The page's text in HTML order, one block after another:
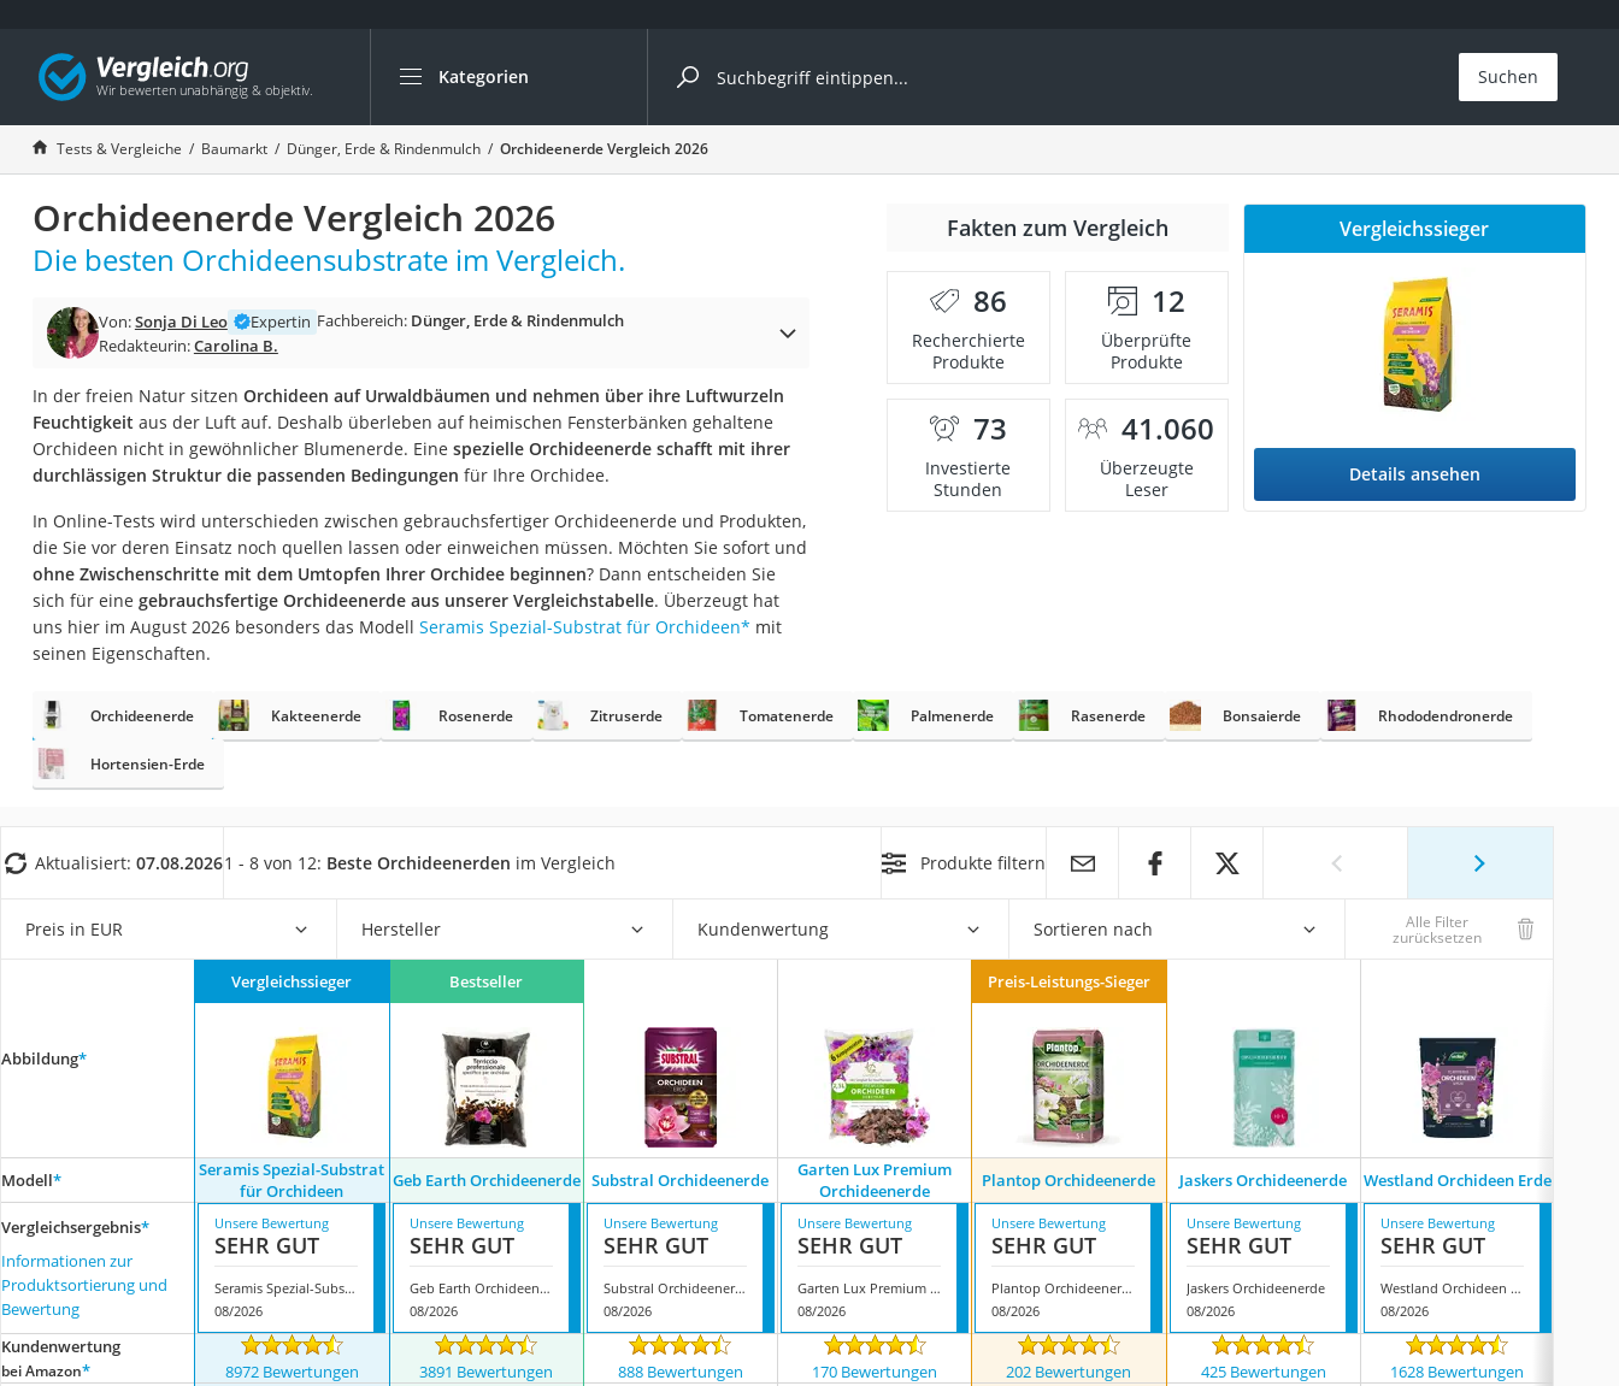
Kategorien
Die beliebtesten Vergleiche nach Kategorie
Baumarkt
Tresor feuerfest
Makita-Akku-Rasenmäher
Kappsäge
Smartes Türschloss
Akku-Rasentrimmer
Split-Klimaanlage 2 Innengeräte
Pelletofen
Bohrmaschine
Tiefbrunnenpumpe
Fliesenschneider
Hochdruckreiniger
Doppelschleifer
Benzinrasenmäher mit Elektrostart
Akku-Laubsauger
Winterharte Palmen
Service
Suchen
Tests & Vergleiche Baumarkt Dünger, Erde & Rindenmulch Orchideenerde Vergleich 2026
Orchideenerde Vergleich 2026
Die besten Orchideensubstrate im Vergleich.
Von:Sonja Di Leo Expertin Fachbereich: Dünger, Erde & Rindenmulch
Redakteurin:Carolina B.
In der freien Natur sitzen Orchideen auf Urwaldbäumen und nehmen über ihre Luftwurzeln
Feuchtigkeit aus der Luft auf. Deshalb überleben auf heimischen Fensterbänken gehaltene
Orchideen nicht in gewöhnlicher Blumenerde. Eine spezielle Orchideenerde schafft mit ihrer
durchlässigen Struktur die passenden Bedingungen für Ihre Orchidee.
In Online-Tests wird unterschieden zwischen gebrauchsfertiger Orchideenerde und Produkten,
die Sie vor deren Einsatz noch quellen lassen oder einweichen müssen. Möchten Sie sofort und
ohne Zwischenschritte mit dem Umtopfen Ihrer Orchidee beginnen? Dann entscheiden Sie
sich für eine gebrauchsfertige Orchideenerde aus unserer Vergleichstabelle. Überzeugt hat
uns hier im August 2026 besonders das Modell Seramis Spezial-Substrat für Orchideen* mit
seinen Eigenschaften.
Fakten zum Vergleich
86
Recherchierte
Produkte
12
Überprüfte
Produkte
73
Investierte
Stunden
41.060
Überzeugte
Leser
Vergleichssieger
Details ansehen
Orchideenerde Kakteenerde Rosenerde Zitruserde Tomatenerde Palmenerde Rasenerde Bonsaierde Rhododendronerde
Hortensien-Erde
Aktualisiert: 07.08.20261 - 8 von 12: Beste Orchideenerden im Vergleich Produkte filtern
Preis in EUR Hersteller Kundenwertung Sortieren nach Alle Filter
zurücksetzen
Abbildung*
Vergleichssieger Bestseller Preis-Leistungs-Sieger
Modell*
Seramis Spezial-Substrat
für Orchideen
Geb Earth Orchideenerde Substral Orchideenerde
Garten Lux Premium
Orchideenerde
Plantop Orchideenerde Jaskers Orchideenerde Westland Orchideen Erde
Vergleichsergebnis*
Informationen zur
Produktsortierung und
Bewertung
Unsere Bewertung
SEHR GUT
Seramis Spezial-Substrat für Orchideen
08/2026
Unsere Bewertung
SEHR GUT
Geb Earth Orchideenerde
08/2026
Unsere Bewertung
SEHR GUT
Substral Orchideenerde
08/2026
Unsere Bewertung
SEHR GUT
Garten Lux Premium Orchideenerde
08/2026
Unsere Bewertung
SEHR GUT
Plantop Orchideenerde
08/2026
Unsere Bewertung
SEHR GUT
Jaskers Orchideenerde
08/2026
Unsere Bewertung
SEHR GUT
Westland Orchideen Erde
08/2026
Kundenwertung
bei Amazon* 8972 Bewertungen 3891 Bewertungen 888 Bewertungen 170 Bewertungen 202 Bewertungen 425 Bewertungen 1628 Bewertungen